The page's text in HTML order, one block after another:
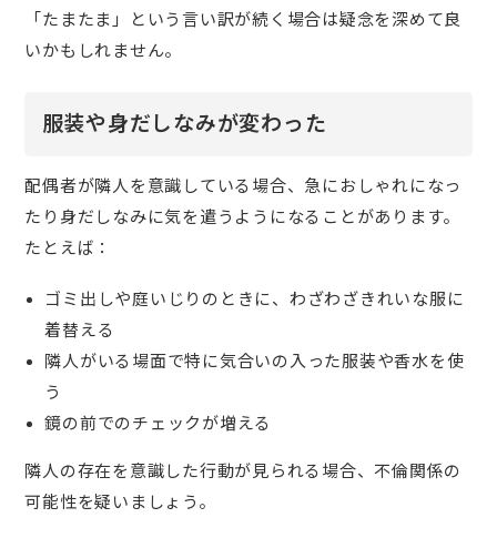
「たまたま」という言い訳が続く場合は疑念を深めて良
いかもしれません。
服装や身だしなみが変わった
配偶者が隣人を意識している場合、急におしゃれになっ
たり身だしなみに気を遣うようになることがあります。
たとえば：
ゴミ出しや庭いじりのときに、わざわざきれいな服に
着替える
隣人がいる場面で特に気合いの入った服装や香水を使
う
鏡の前でのチェックが増える
隣人の存在を意識した行動が見られる場合、不倫関係の
可能性を疑いましょう。